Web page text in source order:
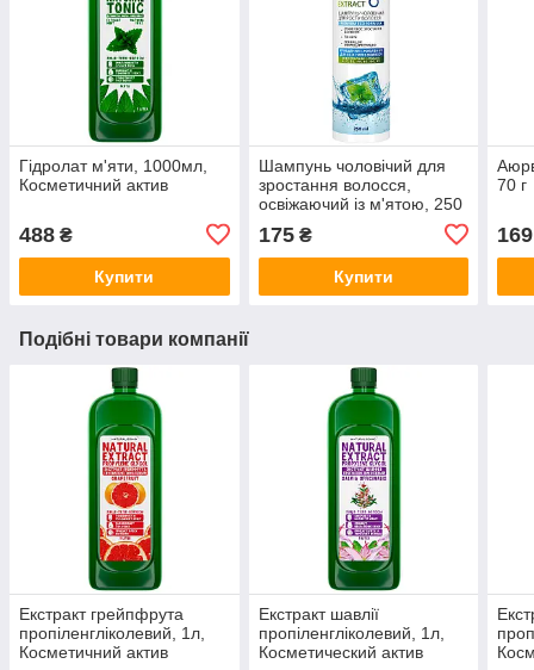
Гідролат м'яти, 1000мл,
Косметичний актив
488 ₴
Купити
Шампунь чоловічий для
зростання волосся,
освіжаючий із м'ятою, 250
175₴
Купити
70 г
169
Подібні товари компанії
Екстракт грейпфрута
пропіленгліколевий, 1л,
Косметичний актив
Екстракт шавлії
пропіленгліколевий, 1л,
Косметический актив